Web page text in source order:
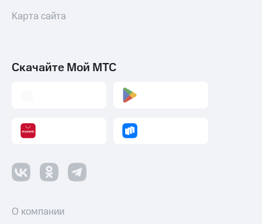
Карта сайта
Скачайте Мой МТС
О компании